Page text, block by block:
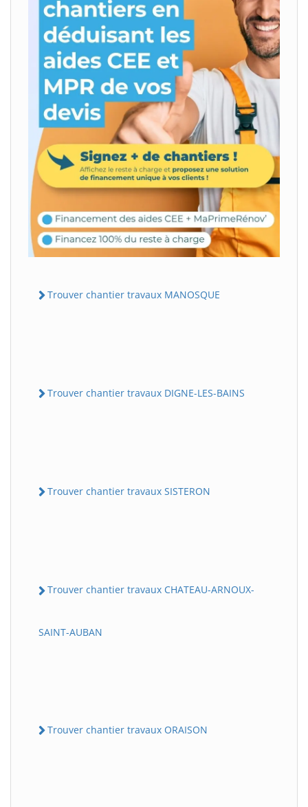
Trouver chantier travaux MANOSQUE
Trouver chantier travaux DIGNE-LES-BAINS
Trouver chantier travaux SISTERON
Trouver chantier travaux CHATEAU-ARNOUX-
SAINT-AUBAN
Trouver chantier travaux ORAISON